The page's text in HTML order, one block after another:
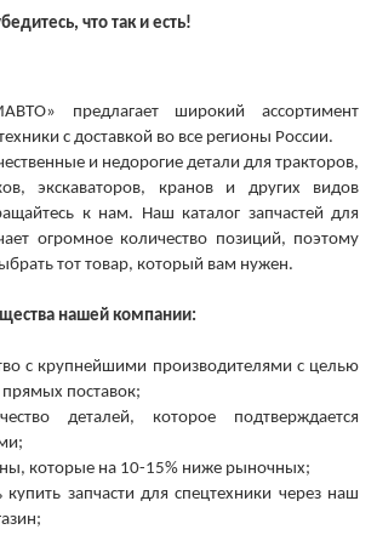
что так и есть!
предлагает широкий ассортимент
с доставкой во все регионы России.
и недорогие детали для тракторов,
экскаваторов, кранов и других видов
к нам. Наш каталог запчастей для
огромное количество позиций, поэтому
тот товар, который вам нужен.
нашей компании:
с крупнейшими производителями с целью
поставок;
деталей, которое подтверждается
которые на 10-15% ниже рыночных;
купить запчасти для спецтехники через наш